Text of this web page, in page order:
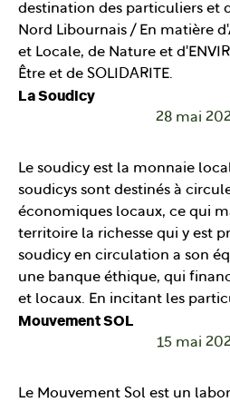
destination des particuliers et
Nord Libournais / En matière
et Locale, de Nature et
Être et de SOLIDARITE.
La Soudicy
28 mai
Le soudicy est la monnaie
soudicys sont destinés à
économiques locaux, ce qui
territoire la richesse qui y est
soudicy en circulation a son
une banque éthique, qui
et locaux. En incitant les
Mouvement SOL
15 mai
Le Mouvement Sol est un